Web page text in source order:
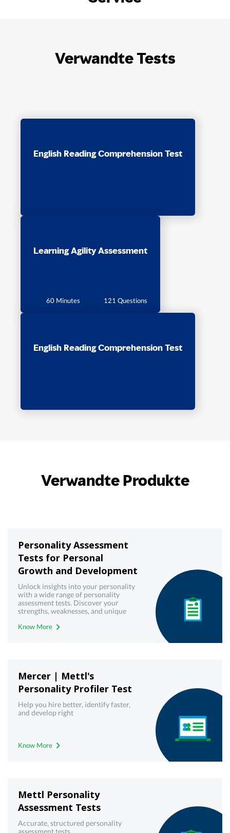
Verwandte Tests
English Reading Comprehension Test
Learning Agility Assessment
60 Minutes 121 Questions
English Reading Comprehension Test
Verwandte Produkte
Personality Assessment
Tests for Personal
Growth and Development
Unlock insights into your personality
with a wide range of personality
assessment tests. Discover your
strengths, weaknesses, and unique
development. Explore various
Know More
Mercer | Mettl's
Personality Profiler Test
Help you hire better, identify faster,
and develop right
Know More
Mettl Personality
Assessment Tests
Accurate, structured personality
assessment tests